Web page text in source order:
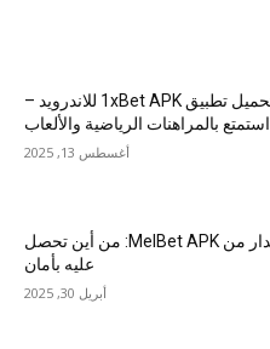
عنوان: تحميل تطبيق 1xBet APK للاندرويد –
استمتع بالمراهنات الرياضية والألعاب
أغسطس 13, 2025
أحدث إصدار من MelBet APK: من أين تحصل
عليه بأمان
أبريل 30, 2025